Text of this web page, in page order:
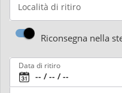
Località di ritiro
Riconsegna nella
Data di ritiro